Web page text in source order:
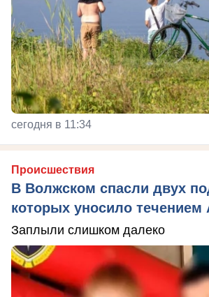
сегодня в 11:34
Происшествия
В Волжском спасли двух
которых уносило течением
Заплыли слишком далеко